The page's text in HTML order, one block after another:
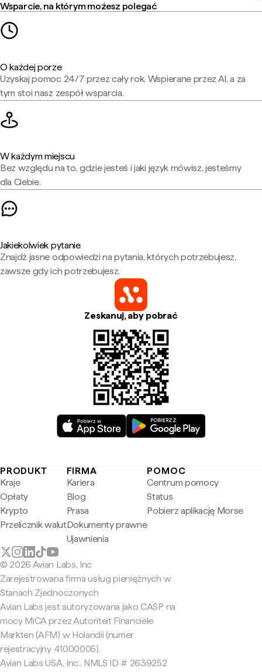
Wsparcie, na którym możesz polegać
O każdej porze
Uzyskaj pomoc 24/7 przez cały rok. Wspierane przez AI, a za
tym stoi nasz zespół wsparcia.
W każdym miejscu
Bez względu na to, gdzie jesteś i jaki język mówisz, jesteśmy
dla Ciebie.
Jakiekolwiek pytanie
Znajdź jasne odpowiedzi na pytania, których potrzebujesz,
zawsze gdy ich potrzebujesz.
Zeskanuj, aby pobrać
PRODUKT
Kraje
Opłaty
Krypto
Przelicznik walut
FIRMA
Kariera
Blog
Prasa
Dokumenty prawne
Ujawnienia
POMOC
Centrum pomocy
Status
Pobierz aplikację Morse
© 2026 Avian Labs, Inc
Zarejestrowana firma usług pieniężnych w
Stanach Zjednoczonych
Avian Labs jest autoryzowana jako CASP na
mocy MiCA przez Autoriteit Financiële
Markten (AFM) w Holandii (numer
rejestracyjny 41000005).
Avian Labs USA, Inc., NMLS ID # 2639252